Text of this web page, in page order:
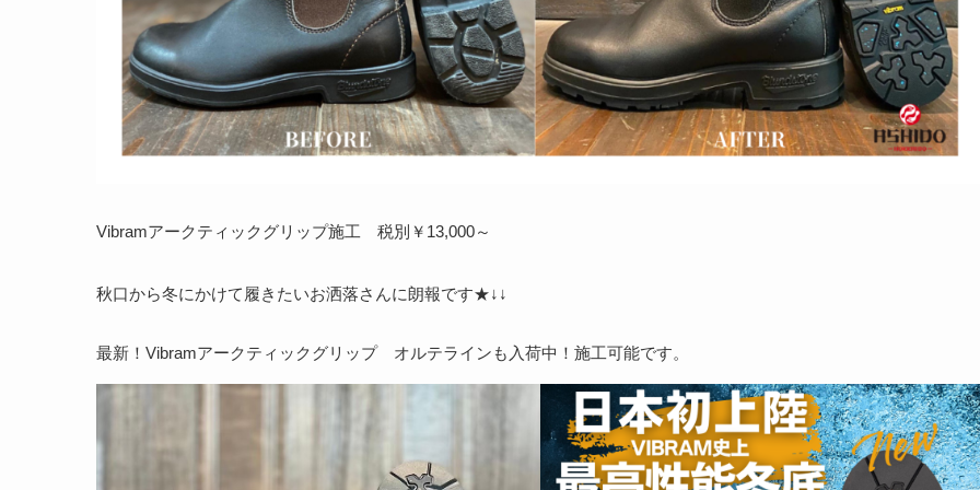
Vibramアークティックグリップ施工 税別￥13,000～
秋口から冬にかけて履きたいお洒落さんに朗報です★↓↓
最新！Vibramアークティックグリップ オルテラインも入荷中！施工可能です。